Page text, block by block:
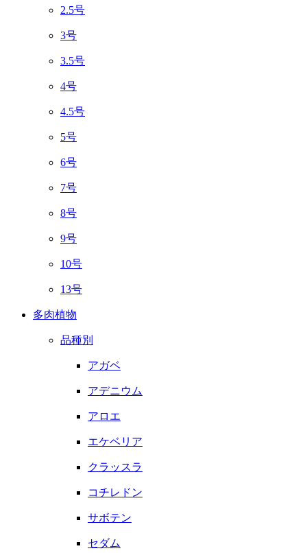
2.5号
3号
3.5号
4号
4.5号
5号
6号
7号
8号
9号
10号
13号
多肉植物
品種別
アガベ
アデニウム
アロエ
エケベリア
クラッスラ
コチレドン
サボテン
セダム